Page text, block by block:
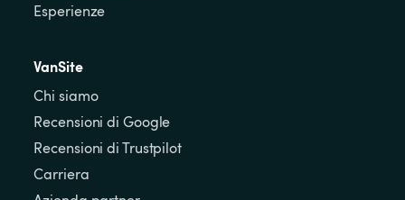
Esperienze
VanSite
Chi siamo
Recensioni di Google
Recensioni di Trustpilot
Carriera